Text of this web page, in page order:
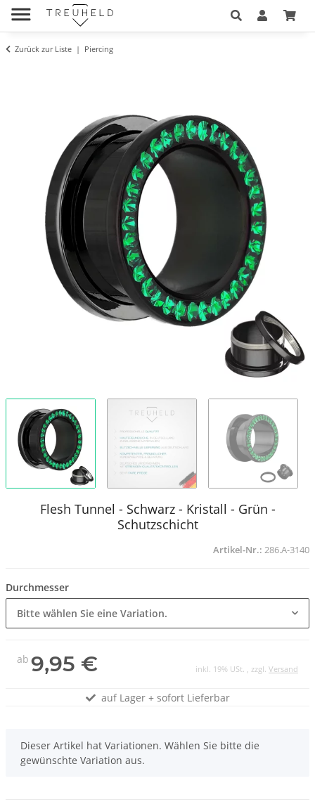
Zurück zur Liste Piercing
Flesh Tunnel - Schwarz - Kristall - Grün -
Schutzschicht
Artikel-Nr.: 286.A-3140
Durchmesser
Bitte wählen Sie eine Variation.
ab 9,95 € inkl. 19% USt. , zzgl. Versand
auf Lager + sofort Lieferbar
x
Dieser Artikel hat Variationen. Wählen Sie bitte die
gewünschte Variation aus.